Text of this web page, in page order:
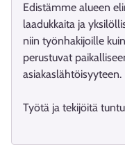
Edistämme alueen
laadukkaita ja
niin työnhakijoille
perustuvat
asiakaslähtöisyyteen.
Työtä ja tekijöitä